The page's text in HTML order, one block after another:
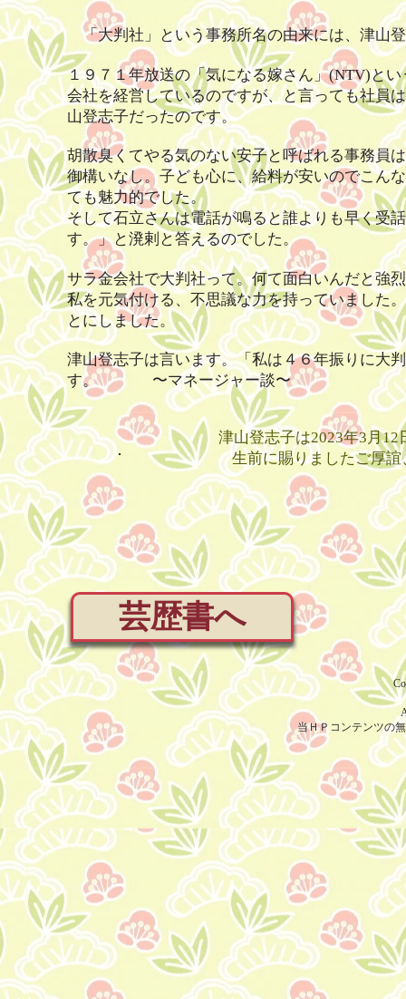
「大判社」という事務所名の由来には、津山
１９７１年放送の「気になる嫁さん」(NTV)と
会社を経営しているのですが、と言っても社員
山登志子だったのです。
胡散臭くてやる気のない安子と呼ばれる事務員
御構いなし。子ども心に、給料が安いのでこん
ても魅力的でした。
そして石立さんは電話が鳴ると誰よりも早く受
す。」と溌剌と答えるのでした。
サラ金会社で大判社って。何て面白いんだと強
私を元気付ける、不思議な力を持っていました
とにしました。
津山登志子は言います。「私は４６年振りに大
す。 〜マネージャー談〜
津山登志子は2023年3月
生前に賜りましたご厚
芸歴書へ
当ＨＰコンテンツの